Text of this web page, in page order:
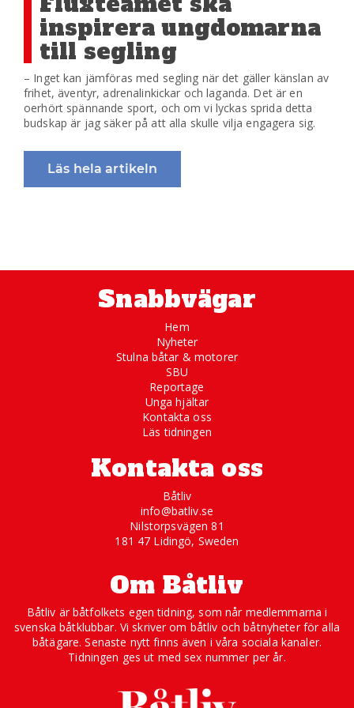
inspirera ungdomarna
till segling
– Inget kan jämföras med segling när det gäller känslan av
frihet, äventyr, adrenalinkickar och laganda. Det är en
oerhört spännande sport, och om vi lyckas sprida detta
budskap är jag säker på att alla skulle vilja engagera sig.
Läs hela artikeln
Snabbvägar
Hem
Nyheter
Stulna båtar & motorer
SBU
Reportage
Unga hjältar
Kontakta oss
Läs tidningen
Kontakta oss
Båtliv
info@batliv.se
Nilstorpsvägen 81
181 47 Lidingö, Sweden
Om Båtliv
Båtliv är båtfolkets egen tidning, som når medlemmarna i
svenska båtklubbar. Vi skriver om båtliv och båtnyheter för alla
båtägare. Senaste nytt finns även i våra sociala kanaler.
Tidningen ges ut med sex nummer per år.